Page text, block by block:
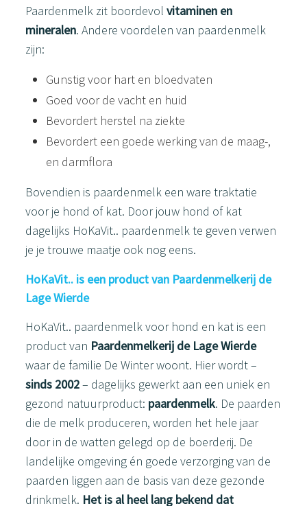
Paardenmelk zit boordevol vitaminen en
mineralen. Andere voordelen van paardenmelk
zijn:
Gunstig voor hart en bloedvaten
Goed voor de vacht en huid
Bevordert herstel na ziekte
Bevordert een goede werking van de maag-,
en darmflora
Bovendien is paardenmelk een ware traktatie
voor je hond of kat. Door jouw hond of kat
dagelijks HoKaVit.. paardenmelk te geven verwen
je je trouwe maatje ook nog eens.
HoKaVit.. is een product van Paardenmelkerij de
Lage Wierde
HoKaVit.. paardenmelk voor hond en kat is een
product van Paardenmelkerij de Lage Wierde
waar de familie De Winter woont. Hier wordt –
sinds 2002– dagelijks gewerkt aan een uniek en
gezond natuurproduct: paardenmelk. De paarden
die de melk produceren, worden het hele jaar
door in de watten gelegd op de boerderij. De
landelijke omgeving én goede verzorging van de
paarden liggen aan de basis van deze gezonde
drinkmelk. Het is al heel lang bekend dat